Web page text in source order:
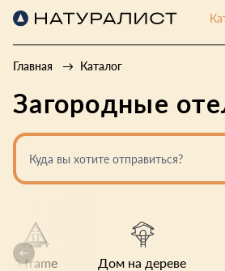
Главная Каталог
Загородные
Куда вы хотите отправиться?
A frame Дом на дереве